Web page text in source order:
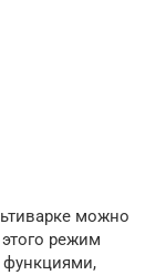
можно
режим
функциями,